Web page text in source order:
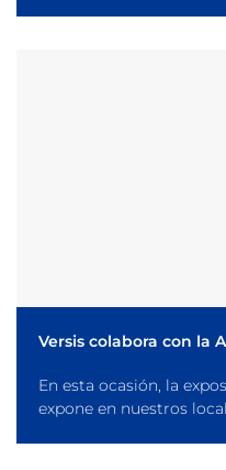
Versis colabora con la
En esta ocasión, la
expone en nuestros